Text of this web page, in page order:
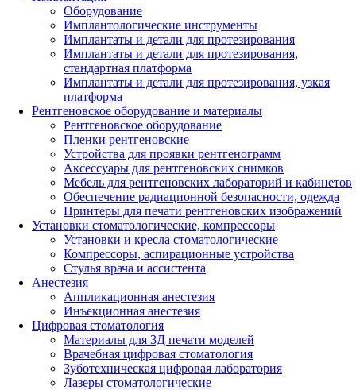
Оборудование
Имплантологические инструменты
Имплантаты и детали для протезирования
Имплантаты и детали для протезирования,
стандартная платформа
Имплантаты и детали для протезирования, узкая
платформа
Рентгеновское оборудование и материалы
Рентгеновское оборудование
Пленки рентгеновские
Устройства для проявки рентгенограмм
Аксессуары для рентгеновских снимков
Мебель для рентгеновских лабораторий и кабинетов
Обеспечение радиационной безопасности, одежда
Принтеры для печати рентгеновских изображений
Установки стоматологические, компрессоры
Установки и кресла стоматологические
Компрессоры, аспирационные устройства
Стулья врача и ассистента
Анестезия
Аппликационная анестезия
Инъекционная анестезия
Цифровая стоматология
Материалы для 3Д печати моделей
Врачебная цифровая стоматология
Зуботехническая цифровая лаборатория
Лазеры стоматологические